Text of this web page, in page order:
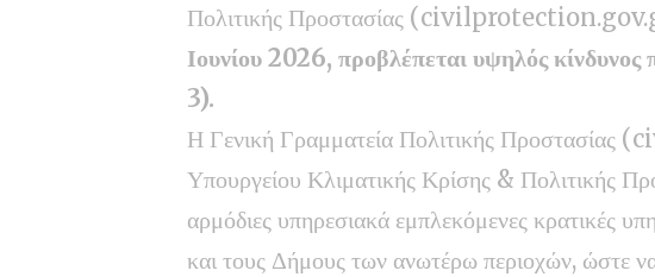
Πολιτικής Προστασίας
Ιουνίου 2026, προβλέπεται υψηλός κίνδυνος
3).
Η Γενική Γραμματεία Πολιτικής Προστασίας (
Υπουργείου Κλιματικής Κρίσης & Πολιτικής
αρμόδιες υπηρεσιακά εμπλεκόμενες κρατικές
και τους Δήμους των ανωτέρω περιοχών, ώστε